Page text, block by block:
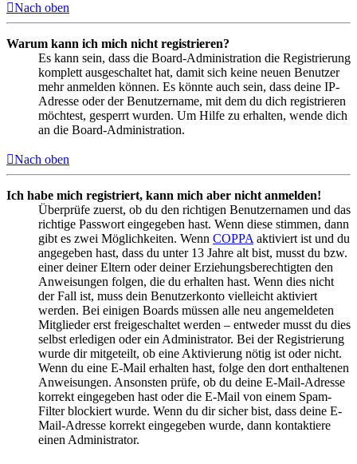
Nach oben
Warum kann ich mich nicht registrieren?
Es kann sein, dass die Board-Administration die Registrierung
komplett ausgeschaltet hat, damit sich keine neuen Benutzer
mehr anmelden können. Es könnte auch sein, dass deine IP-
Adresse oder der Benutzername, mit dem du dich registrieren
möchtest, gesperrt wurden. Um Hilfe zu erhalten, wende dich
an die Board-Administration.
Nach oben
Ich habe mich registriert, kann mich aber nicht anmelden!
Überprüfe zuerst, ob du den richtigen Benutzernamen und das
richtige Passwort eingegeben hast. Wenn diese stimmen, dann
gibt es zwei Möglichkeiten. Wenn COPPA aktiviert ist und du
angegeben hast, dass du unter 13 Jahre alt bist, musst du bzw.
einer deiner Eltern oder deiner Erziehungsberechtigten den
Anweisungen folgen, die du erhalten hast. Wenn dies nicht
der Fall ist, muss dein Benutzerkonto vielleicht aktiviert
werden. Bei einigen Boards müssen alle neu angemeldeten
Mitglieder erst freigeschaltet werden – entweder musst du dies
selbst erledigen oder ein Administrator. Bei der Registrierung
wurde dir mitgeteilt, ob eine Aktivierung nötig ist oder nicht.
Wenn du eine E-Mail erhalten hast, folge den dort enthaltenen
Anweisungen. Ansonsten prüfe, ob du deine E-Mail-Adresse
korrekt eingegeben hast oder die E-Mail von einem Spam-
Filter blockiert wurde. Wenn du dir sicher bist, dass deine E-
Mail-Adresse korrekt eingegeben wurde, dann kontaktiere
einen Administrator.